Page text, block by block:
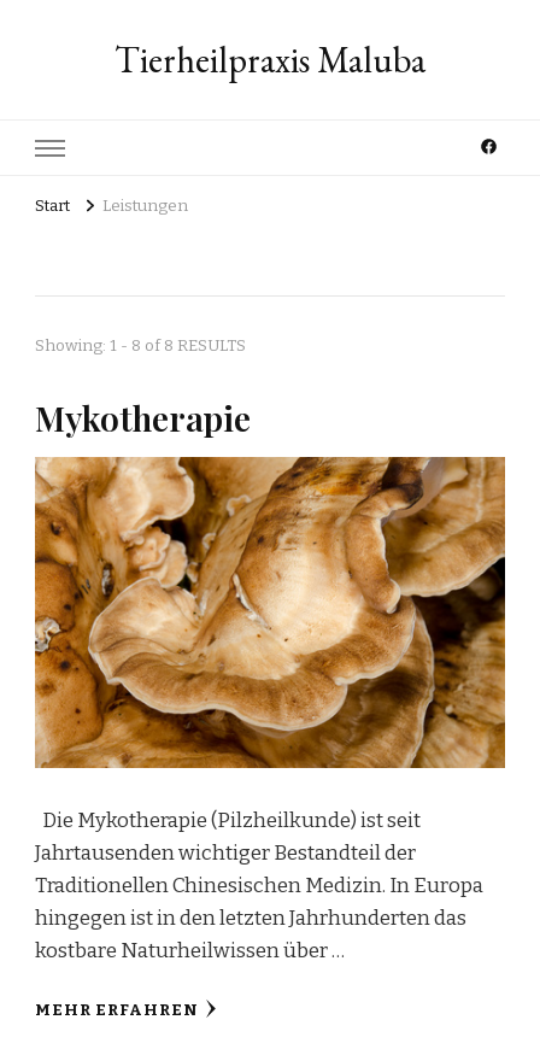
Tierheilpraxis Maluba
Start Leistungen
Showing: 1 - 8 of 8 RESULTS
Mykotherapie
Die Mykotherapie (Pilzheilkunde) ist seit
Jahrtausenden wichtiger Bestandteil der
Traditionellen Chinesischen Medizin. In Europa
hingegen ist in den letzten Jahrhunderten das
kostbare Naturheilwissen über …
MEHR ERFAHREN